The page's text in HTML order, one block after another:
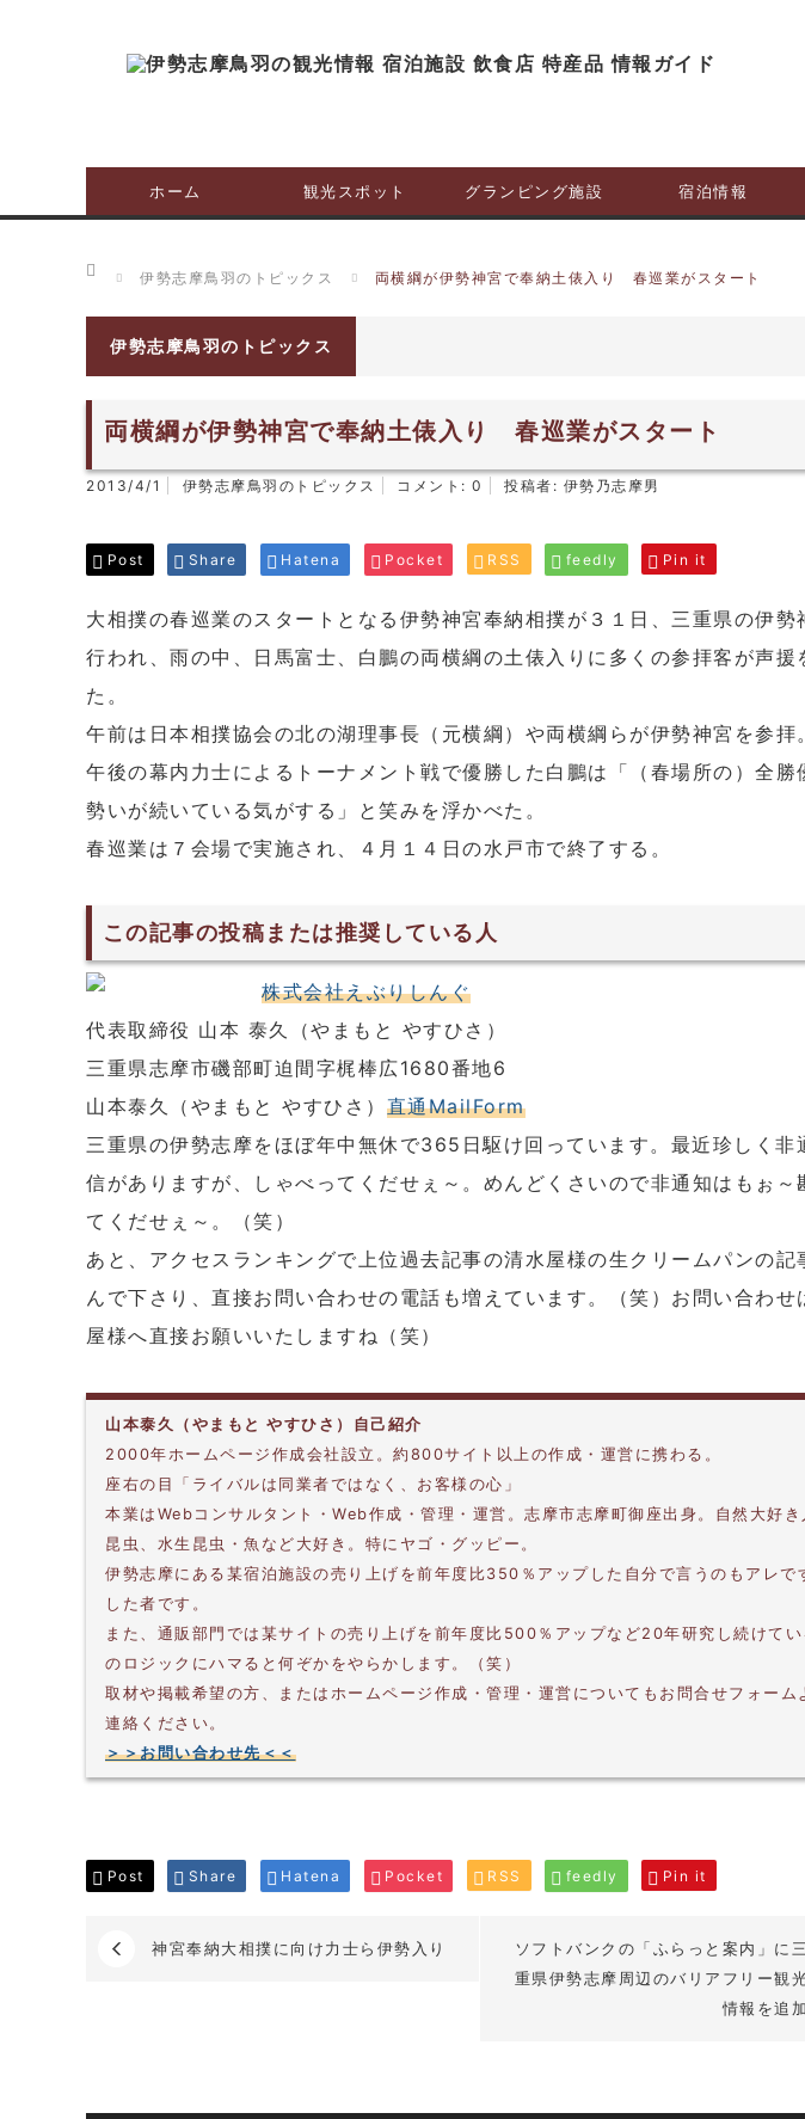
ホーム 観光スポット グランピング施設 宿泊情報
ホーム
伊勢志摩鳥羽のトピックス 両横綱が伊勢神宮で奉納土俵入り 春巡業がスタート
伊勢志摩鳥羽のトピックス
両横綱が伊勢神宮で奉納土俵入り 春巡業がスタート
2013/4/1 伊勢志摩鳥羽のトピックス コメント: 0 投稿者: 伊勢乃志摩男
Post Share Hatena Pocket RSS feedly Pin it
大相撲の春巡業のスタートとなる伊勢神宮奉納相撲が３１日、三重県の伊勢
行われ、雨の中、日馬富士、白鵬の両横綱の土俵入りに多くの参拝客が声援
た。
午前は日本相撲協会の北の湖理事長（元横綱）や両横綱らが伊勢神宮を参拝。
午後の幕内力士によるトーナメント戦で優勝した白鵬は「（春場所の）全勝
勢いが続いている気がする」と笑みを浮かべた。
春巡業は７会場で実施され、４月１４日の水戸市で終了する。
この記事の投稿または推奨している人
株式会社えぶりしんぐ
代表取締役 山本 泰久（やまもと やすひさ）
三重県志摩市磯部町迫間字梶棒広1680番地6
山本泰久（やまもと やすひさ） 直通MailForm
三重県の伊勢志摩をほぼ年中無休で365日駆け回っています。最近珍しく非
信がありますが、しゃべってくだせぇ～。めんどくさいので非通知はもぉ～
てくだせぇ～。（笑）
あと、アクセスランキングで上位過去記事の清水屋様の生クリームパンの記
んで下さり、直接お問い合わせの電話も増えています。（笑）お問い合わせ
屋様へ直接お願いいたしますね（笑）
山本泰久（やまもと やすひさ）自己紹介
2000年ホームページ作成会社設立。約800サイト以上の作成・運営に携わる。
座右の目「ライバルは同業者ではなく、お客様の心」
本業はWebコンサルタント・Web作成・管理・運営。志摩市志摩町御座出身。自然大好き
昆虫、水生昆虫・魚など大好き。特にヤゴ・グッピー。
伊勢志摩にある某宿泊施設の売り上げを前年度比350％アップした自分で言うのもアレで
した者です。
また、通販部門では某サイトの売り上げを前年度比500％アップなど20年研究し続けてい
のロジックにハマると何ぞかをやらかします。（笑）
取材や掲載希望の方、またはホームページ作成・管理・運営についてもお問合せフォーム
連絡ください。
＞＞お問い合わせ先＜＜
Post Share Hatena Pocket RSS feedly Pin it
神宮奉納大相撲に向け力士ら伊勢入り
ソフトバンクの「ふらっと案内」に三
重県伊勢志摩周辺のバリアフリー観
情報を追加